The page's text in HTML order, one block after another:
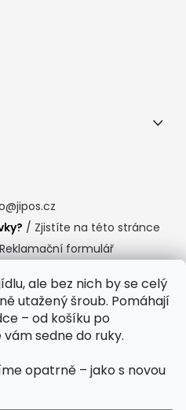
ale bez nich by se celý
utažený šroub. Pomáhají
– od košíku po
sedne do ruky.
opatrně – jako s novou
/ Zjistíte na této stránce
Reklamační formulář
11:30